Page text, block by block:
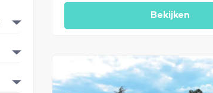
Bekijken